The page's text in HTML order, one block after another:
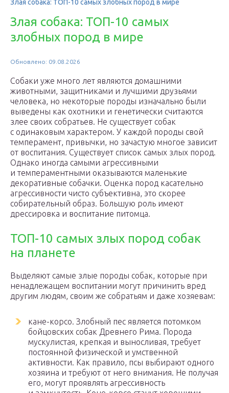
Злая собака: ТОП-10 самых злобных пород в мире
Злая собака: ТОП-10 самых
злобных пород в мире
Обновлено: 09.08.2026
Собаки уже много лет являются домашними
животными, защитниками и лучшими друзьями
человека, но некоторые породы изначально были
выведены как охотники и генетически считаются
злее своих собратьев. Не существует собак
с одинаковым характером. У каждой породы свой
темперамент, привычки, но зачастую многое зависит
от воспитания. Существует список самых злых пород.
Однако иногда самыми агрессивными
и темпераментными оказываются маленькие
декоративные собачки. Оценка пород касательно
агрессивности чисто субъективна, это скорее
собирательный образ. Большую роль имеют
дрессировка и воспитание питомца.
ТОП-10 самых злых пород собак
на планете
Выделяют самые злые породы собак, которые при
ненадлежащем воспитании могут причинить вред
другим людям, своим же собратьям и даже хозяевам:
кане-корсо. Злобный пес является потомком
бойцовских собак Древнего Рима. Порода
мускулистая, крепкая и выносливая, требует
постоянной физической и умственной
активности. Как правило, псы выбирают одного
хозяина и требуют от него внимания. Не получая
его, могут проявлять агрессивность